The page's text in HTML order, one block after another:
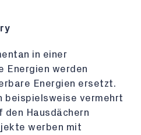
in einer
Energien werden
Energien ersetzt.
beispielsweise vermehrt
den Hausdächern
werben mit